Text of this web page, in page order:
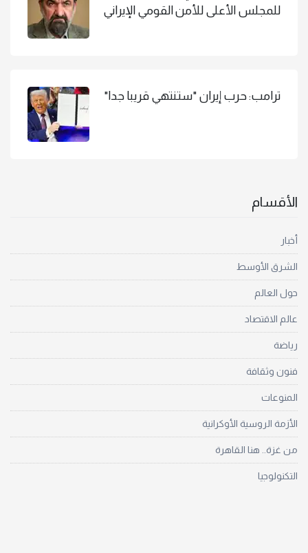
للمجلس الأعلى للأمن القومي الإيراني
ترامب: حرب إيران "ستنتهي قريبا جدا"
الأقسام
أخبار
الشرق الأوسط
حول العالم
عالم الاقتصاد
رياضة
فنون وثقافة
المنوعات
الأزمة الروسية الأوكرانية
من غزة.. هنا القاهرة
التكنولوجيا